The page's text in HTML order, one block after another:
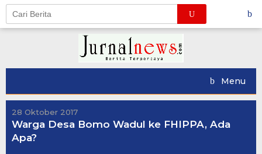
Skip
content
Menu
28 Oktober 2017
Warga Desa Bomo Wadul ke FHIPPA, Ada
Apa?